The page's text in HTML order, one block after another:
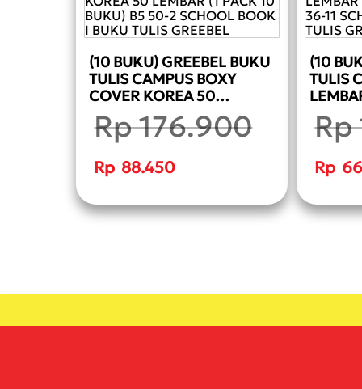
(10 BUKU) GREEBEL BUKU
TULIS CAMPUS BOXY
COVER KOREA 50
LEMBAR (1 PACK 10 BUKU)
B5 50-2 SCHOOL BOOK I
BUKU TULIS GREEBEL
Rp176.900
Harga
aslinya
adalah:
Rp 88.450
saat
ini
(10
TULIS
B5 36-
BUKU
Rp
Harga
aslinya
adalah:
Rp
saat
ini